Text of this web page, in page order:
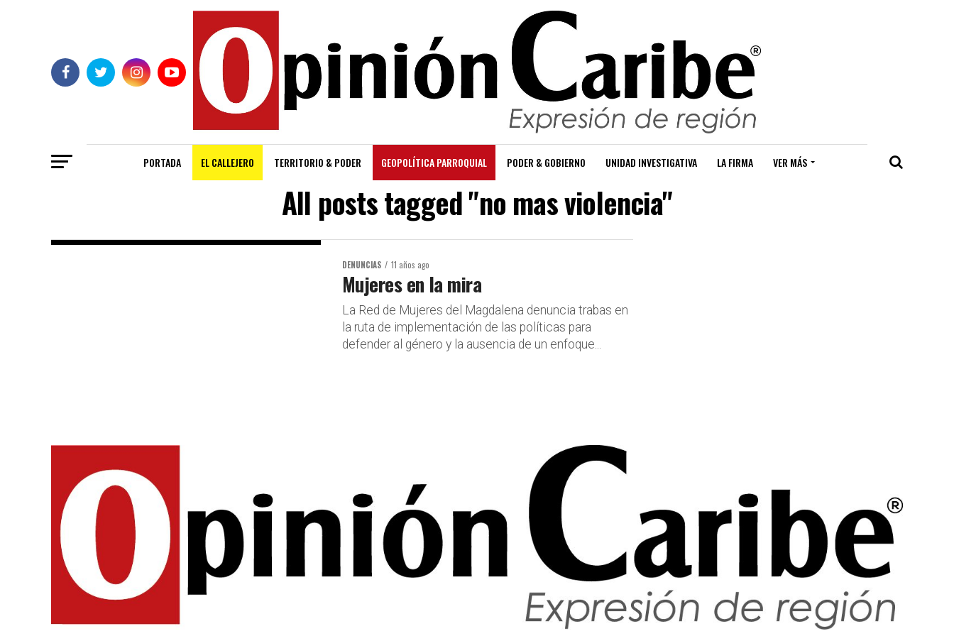
PORTADA EL CALLEJERO TERRITORIO & PODER GEOPOLÍTICA PARROQUIAL PODER & GOBIERNO UNIDAD INVESTIGATIVA LA FIRMA VER MÁS
All posts tagged "no mas violencia"
DENUNCIAS 11 años ago
Mujeres en la mira
La Red de Mujeres del Magdalena denuncia trabas en
la ruta de implementación de las políticas para
defender al género y la ausencia de un enfoque...